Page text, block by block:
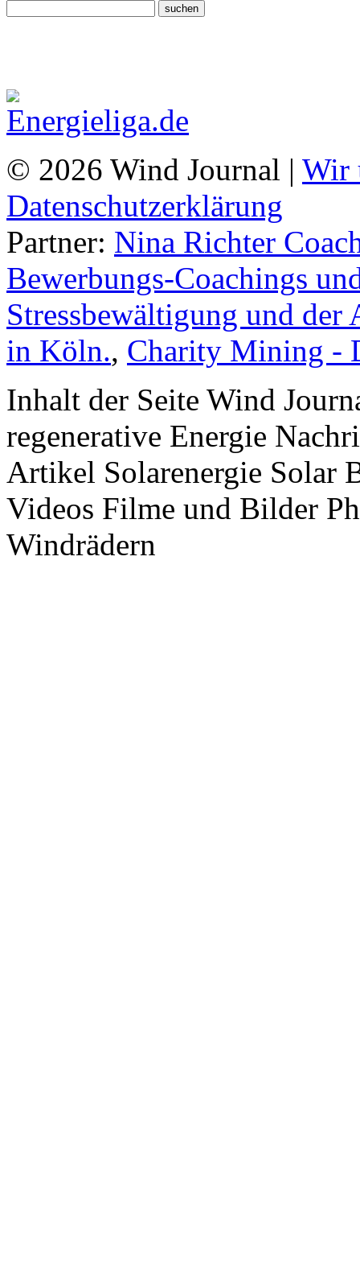
© 2026 Wind Journal | Wir
Datenschutzerklärung
Partner: Nina Richter
Bewerbungs-Coachings
Stressbewältigung und
in Köln., Charity Mining -
Inhalt der Seite Wind
regenerative Energie
Artikel Solarenergie Solar
Videos Filme und Bilder
Windrädern